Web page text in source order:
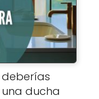
ducha